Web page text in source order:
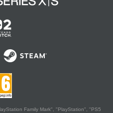
Family Mark", "PlayStation", "PS5